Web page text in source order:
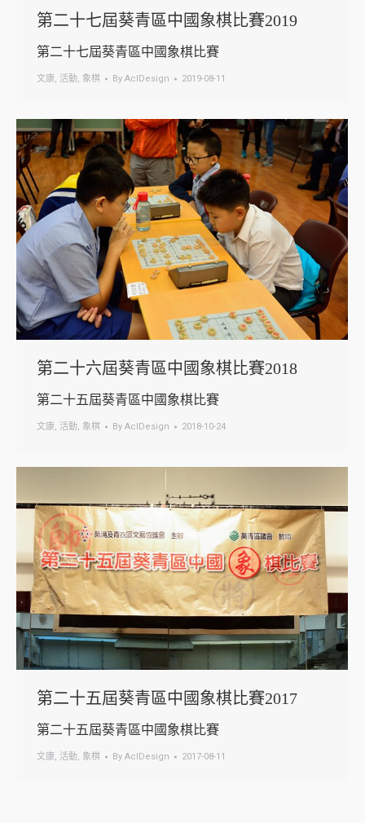
第二十七屆葵青區中國象棋比賽2019
第二十七屆葵青區中國象棋比賽
文康, 活動, 象棋 By AclDesign 2019-08-11
第二十六屆葵青區中國象棋比賽2018
第二十五屆葵青區中國象棋比賽
文康, 活動, 象棋 By AclDesign 2018-10-24
第二十五屆葵青區中國象棋比賽2017
第二十五屆葵青區中國象棋比賽
文康, 活動, 象棋 By AclDesign 2017-08-11